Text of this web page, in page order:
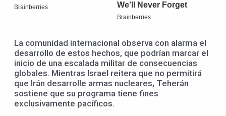
La comunidad internacional observa con alarma el
desarrollo de estos hechos, que podrían marcar el
inicio de una escalada militar de consecuencias
globales. Mientras Israel reitera que no permitirá
que Irán desarrolle armas nucleares, Teherán
sostiene que su programa tiene fines
exclusivamente pacíficos.